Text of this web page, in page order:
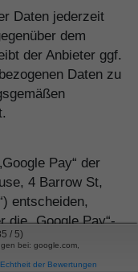
Daten jederzeit
dem
der Anbieter ggf.
Daten zu
Pay“ der
4 Barrow St,
entscheiden,
die „Google Pay“-
4.4 („KitKat“)
verfügenden
/ 5)
bei: google.com,
der Bewertungen